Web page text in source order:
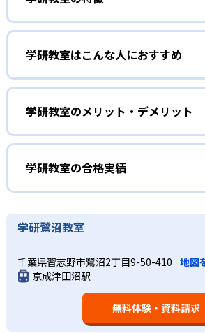
01
3歳から高校生まで「無学年方式
学研教室は、0･1･2歳から高校生までを
解度を最優先して学習を進める「無学
いることが特徴だ。この「無学年方式
のペースで学習することができるため、
わからないところをしっかり学習した
はどんどん先取り学習を進めたりする
02
生徒それぞれに最適化された学
学研教室の個別指導では、生徒一人ひ
しっかり把握した上で学習の出発点を定
された学習計画を設計する。また、生徒
教材を提供すると共に、適切なアドバイ
つレベルアップするスモールステップの
ので、つまずくことなく、無理なく無駄
学研教室はこんな人におすすめ
勉強全体の底力を上げた
学研教室は、生徒の「わかった！」を
導を行っている。無理なく学習を進め
方式」を採用しており、わからない問
知識の量などで測りやすい「見える力
に向いている。
算数（数学）と国語の基礎力を
学研教室では、算数（数学）と国語を全
なるものと考え、その指導を重視してい
では筋道を立てて考える力の育成を、国
の土台となる「読む力」「書く力」の育
る。また、この2教科を切り離さず、く
学研教室のメリット・デメリット
学研教室の合格実績
学研教室の合格実績は、公式サイトで
い。
学研鷺沼教室
千葉県習志野市鷺沼2丁目9-50-410 地図
京成津田沼駅
無料体験・資料請求